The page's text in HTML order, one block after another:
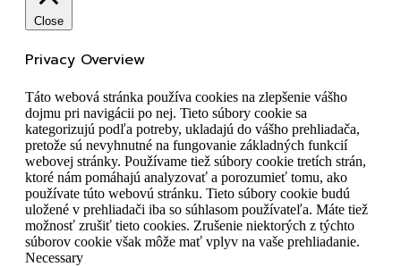
Close
Privacy Overview
Táto webová stránka používa cookies na zlepšenie vášho
dojmu pri navigácii po nej. Tieto súbory cookie sa
kategorizujú podľa potreby, ukladajú do vášho prehliadača,
pretože sú nevyhnutné na fungovanie základných funkcií
webovej stránky. Používame tiež súbory cookie tretích strán,
ktoré nám pomáhajú analyzovať a porozumieť tomu, ako
používate túto webovú stránku. Tieto súbory cookie budú
uložené v prehliadači iba so súhlasom používateľa. Máte tiež
možnosť zrušiť tieto cookies. Zrušenie niektorých z týchto
súborov cookie však môže mať vplyv na vaše prehliadanie.
Necessary